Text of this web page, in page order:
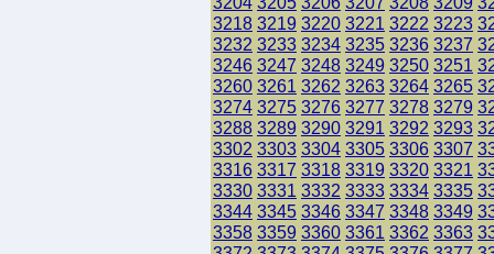
3218 3219 3220 3221 3222 3223
3232 3233 3234 3235 3236 3237
3246 3247 3248 3249 3250 3251
3260 3261 3262 3263 3264 3265
3274 3275 3276 3277 3278 3279
3288 3289 3290 3291 3292 3293
3302 3303 3304 3305 3306 3307
3316 3317 3318 3319 3320 3321
3330 3331 3332 3333 3334 3335
3344 3345 3346 3347 3348 3349
3358 3359 3360 3361 3362 3363